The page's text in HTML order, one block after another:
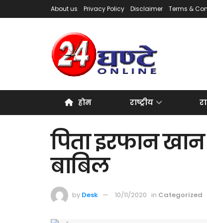
About us Privacy Policy Disclaimer Terms &
होम राष्ट्रीय
पिता इरफान
बाबिल
by Desk 10/11/2020 in Categorized